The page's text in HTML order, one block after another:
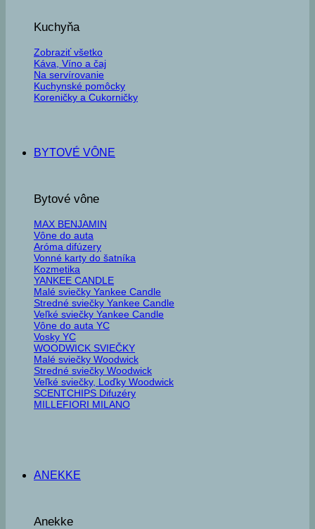
Kuchyňa
Zobraziť všetko
Káva, Víno a čaj
Na servírovanie
Kuchynské pomôcky
Koreničky a Cukorničky
BYTOVÉ VÔNE
Bytové vône
MAX BENJAMIN
Vône do auta
Aróma difúzery
Vonné karty do šatníka
Kozmetika
YANKEE CANDLE
Malé sviečky Yankee Candle
Stredné sviečky Yankee Candle
Veľké sviečky Yankee Candle
Vône do auta YC
Vosky YC
WOODWICK SVIEČKY
Malé sviečky Woodwick
Stredné sviečky Woodwick
Veľké sviečky, Loďky Woodwick
SCENTCHIPS Difuzéry
MILLEFIORI MILANO
ANEKKE
Anekke